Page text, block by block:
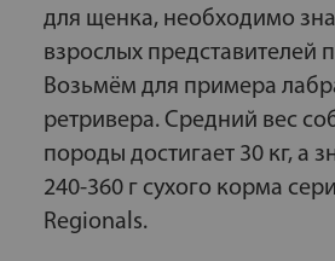
для щенка, необходимо
взрослых представителей
Возьмём для примера
ретривера. Средний вес
породы достигает 30 кг, а
240-360 г сухого корма
Regionals.